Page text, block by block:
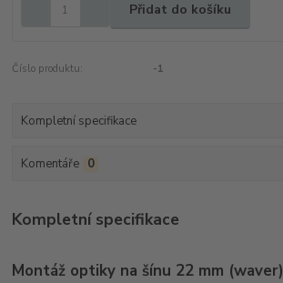
Přidat do košíku
Číslo produktu: -1
Kompletní specifikace
Komentáře 0
Kompletní specifikace
Montáž optiky na šínu 22 mm (waver)